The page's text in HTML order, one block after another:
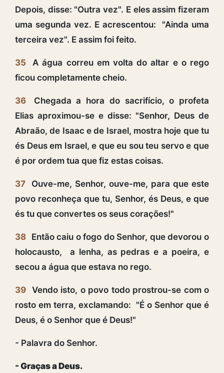
Depois, disse: "Outra vez". E eles assim fizeram
uma segunda vez. E acrescentou: "Ainda uma
terceira vez". E assim foi feito.
35
A água correu em volta do altar e o rego
ficou completamente cheio.
36
Chegada a hora do sacrifício, o profeta
Elias aproximou-se e disse: "Senhor, Deus de
Abraão, de Isaac e de Israel, mostra hoje que tu
és Deus em Israel, e que eu sou teu servo e que
é por ordem tua que fiz estas coisas.
37
Ouve-me, Senhor, ouve-me, para que este
povo reconheça que tu, Senhor, és Deus, e que
és tu que convertes os seus corações!"
38 Então caiu o fogo do Senhor, que devorou o
holocausto, a lenha, as pedras e a poeira, e
secou a água que estava no rego.
39 Vendo isto, o povo todo prostrou-se com o
rosto em terra, exclamando: "É o Senhor que é
Deus, é o Senhor que é Deus!"
- Palavra do Senhor.
- Graças a Deus.